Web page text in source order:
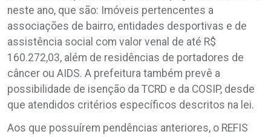
neste ano, que são: Imóveis pertencentes a
associações de bairro, entidades desportivas e de
assistência social com valor venal de até R$
160.272,03, além de residências de portadores de
câncer ou AIDS. A prefeitura também prevê a
possibilidade de isenção da TCRD e da COSIP, desde
que atendidos critérios específicos descritos na lei.
Aos que possuírem pendências anteriores, o REFIS